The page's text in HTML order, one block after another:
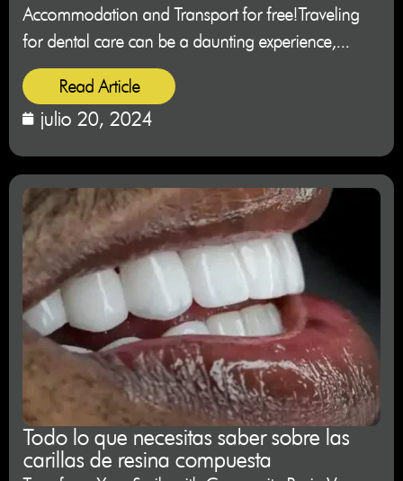
Accommodation and Transport for free!Traveling
for dental care can be a daunting experience,...
Read Article
julio 20, 2024
Todo lo que necesitas saber sobre las
carillas de resina compuesta